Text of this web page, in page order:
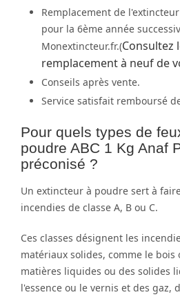
Remplacement de
pour la 6ème année
Monextincteur.fr.(Consultez
remplacement à neuf de
Conseils après vente.
Service satisfait remboursé
Pour quels types de
poudre ABC 1 Kg Anaf
préconisé ?
Un extincteur à poudre sert à
incendies de classe A, B ou C.
Ces classes désignent les
matériaux solides, comme le bois
matières liquides ou des solides
l'essence ou le vernis et des gaz,